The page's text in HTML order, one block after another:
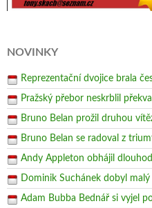
NOVINKY
Reprezentační dvojice brala
Pražský přebor neskrblil
Bruno Belan prožil druhou
Bruno Belan se radoval z
Andy Appleton obhájil
Dominik Suchánek dobyl malý
Adam Bubba Bednář si vyjel